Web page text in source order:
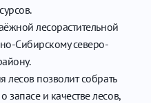
лесорастительной
Сибирскому северо-
лесов позволит собрать
и качестве лесов,